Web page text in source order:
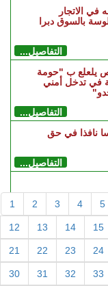
في الاتجار
بالسوق دبرا
التفاصيل...
يلعلع ب "حومة
في تدخل أمني
التفاصيل...
نافذا في حق
التفاصيل...
1 2 3 4 5
12 13 14 15
21 22 23 24
30 31 32 33